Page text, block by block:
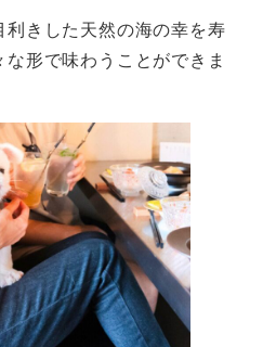
きした天然の海の幸を寿
形で味わうことができま